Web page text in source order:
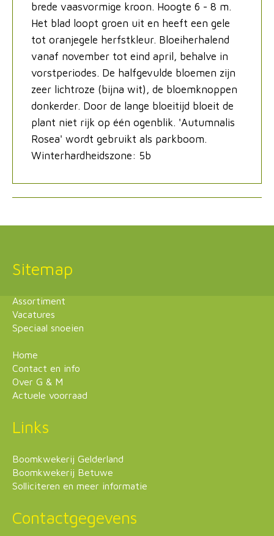
brede vaasvormige kroon. Hoogte 6 - 8 m.
Het blad loopt groen uit en heeft een gele
tot oranjegele herfstkleur. Bloeiherhalend
vanaf november tot eind april, behalve in
vorstperiodes. De halfgevulde bloemen zijn
zeer lichtroze (bijna wit), de bloemknoppen
donkerder. Door de lange bloeitijd bloeit de
plant niet rijk op één ogenblik. 'Autumnalis
Rosea' wordt gebruikt als parkboom.
Winterhardheidszone: 5b
Sitemap
Assortiment
Vacatures
Speciaal snoeien
Home
Contact en info
Over G & M
Actuele voorraad
Links
Boomkwekerij Gelderland
Boomkwekerij Betuwe
Solliciteren en meer informatie
Contactgegevens